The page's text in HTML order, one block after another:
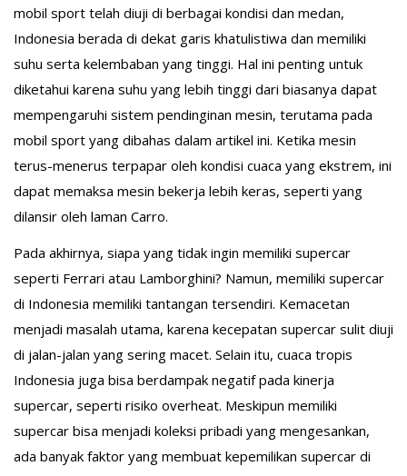
mobil sport telah diuji di berbagai kondisi dan medan,
Indonesia berada di dekat garis khatulistiwa dan memiliki
suhu serta kelembaban yang tinggi. Hal ini penting untuk
diketahui karena suhu yang lebih tinggi dari biasanya dapat
mempengaruhi sistem pendinginan mesin, terutama pada
mobil sport yang dibahas dalam artikel ini. Ketika mesin
terus-menerus terpapar oleh kondisi cuaca yang ekstrem, ini
dapat memaksa mesin bekerja lebih keras, seperti yang
dilansir oleh laman Carro.
Pada akhirnya, siapa yang tidak ingin memiliki supercar
seperti Ferrari atau Lamborghini? Namun, memiliki supercar
di Indonesia memiliki tantangan tersendiri. Kemacetan
menjadi masalah utama, karena kecepatan supercar sulit diuji
di jalan-jalan yang sering macet. Selain itu, cuaca tropis
Indonesia juga bisa berdampak negatif pada kinerja
supercar, seperti risiko overheat. Meskipun memiliki
supercar bisa menjadi koleksi pribadi yang mengesankan,
ada banyak faktor yang membuat kepemilikan supercar di